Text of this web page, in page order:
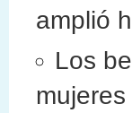
amplió
Los